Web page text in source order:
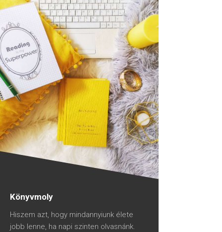
Könyvmoly
Hiszem azt, hogy mindannyiunk élete
jobb lenne, ha napi szinten olvasnánk.